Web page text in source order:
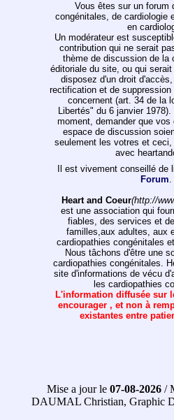
Vous êtes sur un forum
congénitales, de cardiologie
en
Un modérateur est
contribution qui ne serait
thème de discussion de la
éditoriale du site, ou qui
disposez d'un droit
rectification et de
concernent (art. 34 de la
Libertés" du 6 janvier
moment, demander que
espace de discussion
seulement les votres et
avec
Il est vivement conseillé de
Forum.
Heart and Coeur(http://
est une association qui
fiables, des services et
familles,aux adultes, aux
cardiopathies congénitales
Nous tâchons d'être une
cardiopathies congénitales.
site d'informations de vécu
les cardiopathies
L'information diffusée sur
encourager , et non à
existantes entre
Mise a jour le 07-08-2026/
DAUMAL Christian, Graphic